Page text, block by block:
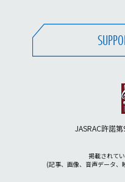
JASRAC許諾
掲載されて
(記事、画像、音声データ、